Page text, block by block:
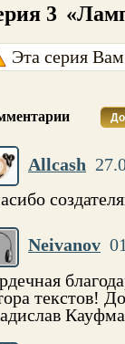
3
Эта серия
Allcash
Neivanov
текстов!